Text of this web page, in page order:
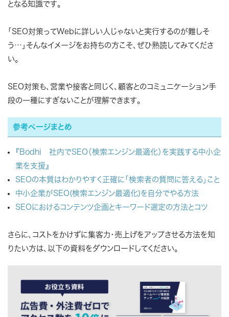
となる知識です。
「SEO対策ってWebに詳しい人じゃないと実行するのが難しそ
う…」そんなイメージをお持ちの方こそ、ぜひ熟読してみてくださ
い。
SEO対策も、営業や接客と同じく、顧客とのコミュニケーション手
段の一種にすぎないことが理解できます。
参考ページまとめ
『Bodhi 社内でSEO（検索エンジン最適化）を実践する中小企
業を支援』
SEOの本質はわかりやすく正確に「検索者の質問に答える」こと
中小企業がSEO(検索エンジン最適化)を自分でやる方法
SEOにおけるコンテンツ企画とキーワード選定の方法とコツ
さらに、コストをかけずに集客力・売上げをアップさせる方法を知
りたい方は、以下の資料をダウンロードしてください。